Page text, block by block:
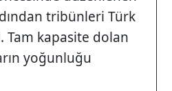
tribünleri Türk
Tam kapasite dolan
yoğunluğu